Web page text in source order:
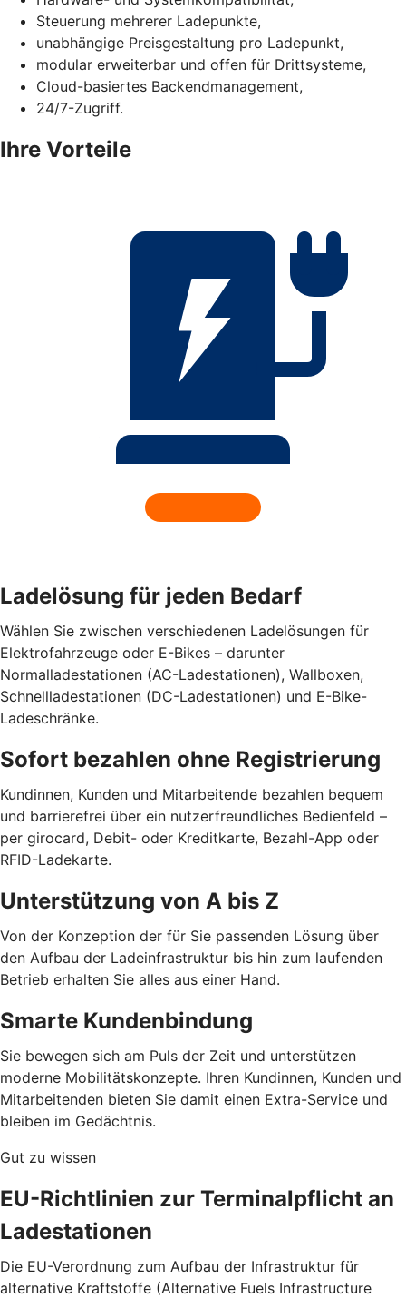
Steuerung mehrerer Ladepunkte,
unabhängige Preisgestaltung pro Ladepunkt,
modular erweiterbar und offen für Drittsysteme,
Cloud-basiertes Backendmanagement,
24/7-Zugriff.
Ihre Vorteile
Ladelösung für jeden Bedarf
Wählen Sie zwischen verschiedenen Ladelösungen für
Elektrofahrzeuge oder E-Bikes – darunter
Normalladestationen (AC-Ladestationen), Wallboxen,
Schnellladestationen (DC-Ladestationen) und E-Bike-
Ladeschränke.
Sofort bezahlen ohne Registrierung
Kundinnen, Kunden und Mitarbeitende bezahlen bequem
und barrierefrei über ein nutzerfreundliches Bedienfeld –
per girocard, Debit- oder Kreditkarte, Bezahl-App oder
RFID-Ladekarte.
Unterstützung von A bis Z
Von der Konzeption der für Sie passenden Lösung über
den Aufbau der Ladeinfrastruktur bis hin zum laufenden
Betrieb erhalten Sie alles aus einer Hand.
Smarte Kundenbindung
Sie bewegen sich am Puls der Zeit und unterstützen
moderne Mobilitätskonzepte. Ihren Kundinnen, Kunden und
Mitarbeitenden bieten Sie damit einen Extra-Service und
bleiben im Gedächtnis.
Gut zu wissen
EU-Richtlinien zur Terminalpflicht an
Ladestationen
Die EU-Verordnung zum Aufbau der Infrastruktur für
alternative Kraftstoffe (Alternative Fuels Infrastructure